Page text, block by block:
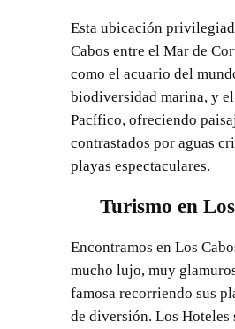
Esta ubicación
Cabos entre el Mar de
como el acuario del
biodiversidad marina, y
Pacífico, ofreciendo
contrastados por aguas
playas espectaculares.
Turismo en
Encontramos en Los
mucho lujo, muy
famosa recorriendo sus
de diversión. Los Hoteles